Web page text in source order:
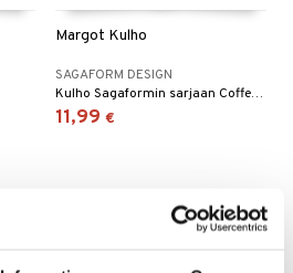
Margot Kulho
SAGAFORM DESIGN
Kulho Sagaformin sarjaan Coffee & More.
11,99 €